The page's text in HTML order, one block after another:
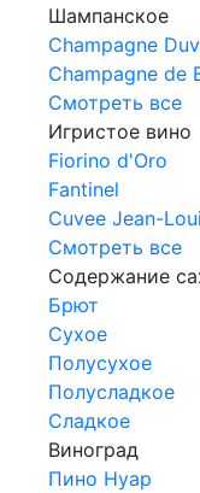
Шампанское
Champagne
Champagne de
Смотреть все
Игристое вино
Fiorino d'Oro
Fantinel
Cuvee Jean-
Смотреть все
Содержание
Брют
Сухое
Полусухое
Полусладкое
Сладкое
Виноград
Пино Нуар